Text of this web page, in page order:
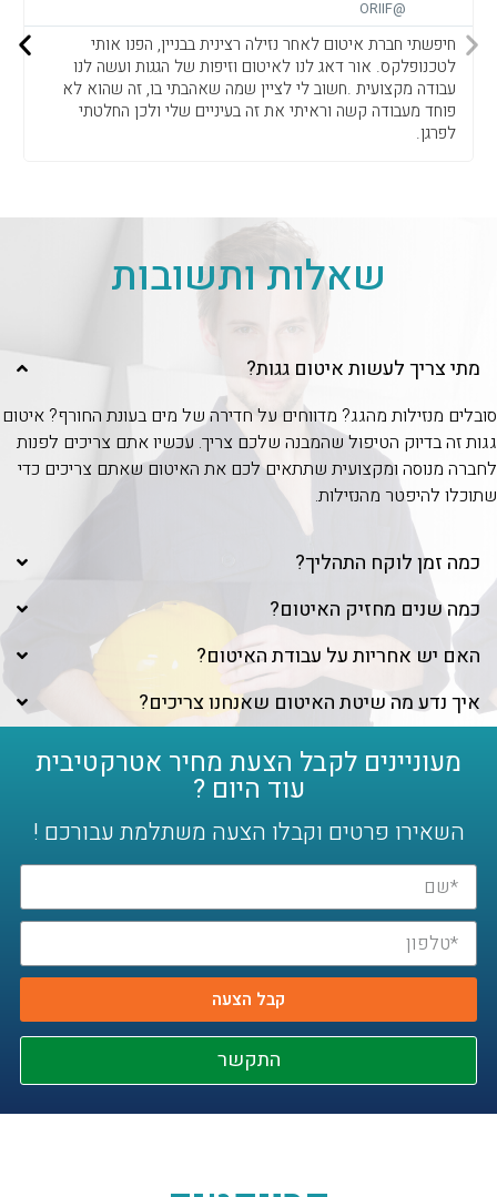
@ORIIF
חיפשתי חברת איטום לאחר נזילה רצינית בבניין, הפנו אותי
לטכנופלקס. אור דאג לנו לאיטום וזיפות של הגגות ועשה לנו
עבודה מקצועית .חשוב לי לציין שמה שאהבתי בו, זה שהוא לא
פוחד מעבודה קשה וראיתי את זה בעיניים שלי ולכן החלטתי
לפרגן.
שאלות ותשובות
מתי צריך לעשות איטום גגות?
סובלים מנזילות מהגג? מדווחים על חדירה של מים בעונת החורף? איטום
גגות זה בדיוק הטיפול שהמבנה שלכם צריך. עכשיו אתם צריכים לפנות
לחברה מנוסה ומקצועית שתתאים לכם את האיטום שאתם צריכים כדי
שתוכלו להיפטר מהנזילות.
כמה זמן לוקח התהליך?
כמה שנים מחזיק האיטום?
האם יש אחריות על עבודת האיטום?
איך נדע מה שיטת האיטום שאנחנו צריכים?
מעוניינים לקבל הצעת מחיר אטרקטיבית
עוד היום ?
השאירו פרטים וקבלו הצעה משתלמת עבורכם !
קבל הצעה
התקשר